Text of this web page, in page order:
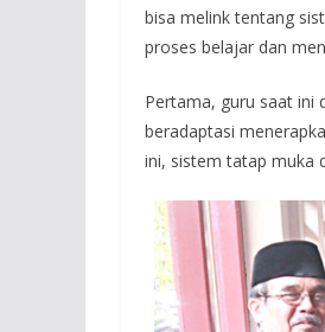
bisa melink tentang
proses belajar dan
Pertama, guru saat ini
beradaptasi
ini, sistem tatap muka